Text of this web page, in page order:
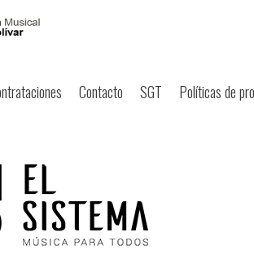
Contacto SGT Políticas de